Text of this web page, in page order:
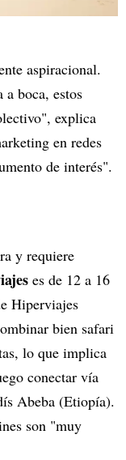
aspiracional.
a boca, estos
explica
en redes
de interés".
y requiere
es de 12 a 16
Hiperviajes
bien safari
lo que implica
conectar vía
Abeba (Etiopía).
son "muy